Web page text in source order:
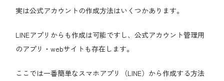
実は公式アカウントの作成方法はいくつかあります。
LINEアプリからも作成は可能ですし、公式アカウント管理用
のアプリ・webサイトも存在します。
ここでは一番簡単なスマホアプリ（LINE）から作成する方法